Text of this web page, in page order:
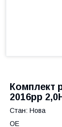
Комплект
2016рр
Стан: Нова
ОЕ